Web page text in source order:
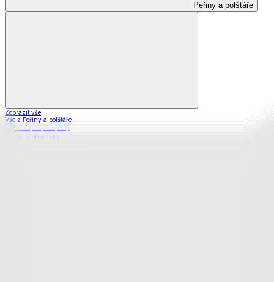
Peřiny a polštáře
Zobrazit vše
Vše z Peřiny a polštáře
Peřiny a přikrývky